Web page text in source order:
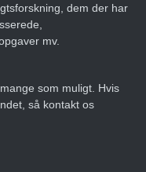
dem der har
mv.
som muligt. Hvis
så kontakt os